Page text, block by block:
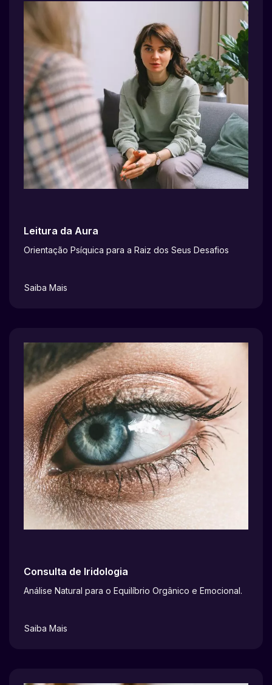
Leitura da Aura
Orientação Psíquica para a Raiz dos Seus Desafios
Saiba Mais
Consulta de Iridologia
Análise Natural para o Equilíbrio Orgânico e Emocional.
Saiba Mais